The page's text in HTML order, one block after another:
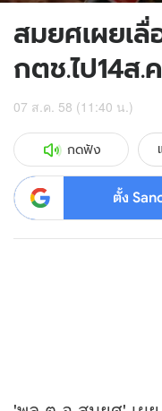
สมยศเผยเ
กตช.ไป14ส.
07 ส.ค. 58 (11:40 น.)
กดฟัง
ตั้ง